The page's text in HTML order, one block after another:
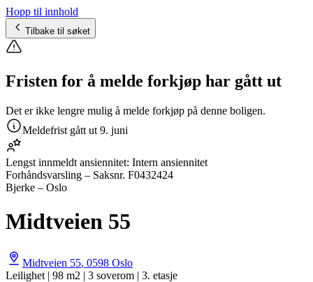
Hopp til innhold
Tilbake til søket
Fristen for å melde forkjøp har gått ut
Det er ikke lengre mulig å melde forkjøp på denne boligen.
Meldefrist gått ut 9. juni
Lengst innmeldt ansiennitet: Intern ansiennitet
Forhåndsvarsling – Saksnr. F0432424
Bjerke – Oslo
Midtveien 55
Midtveien 55, 0598 Oslo
Leilighet | 98 m2 | 3 soverom | 3. etasje